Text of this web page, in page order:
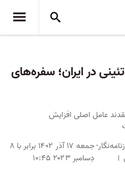
در ایران؛ سفره‌های
عامل اصلی افزایش
جمعه ۱۷ آذر ۱۴۰۲ برابر با ۸
دِسامبر ۲۰۲۳ ۱۰:۴۵